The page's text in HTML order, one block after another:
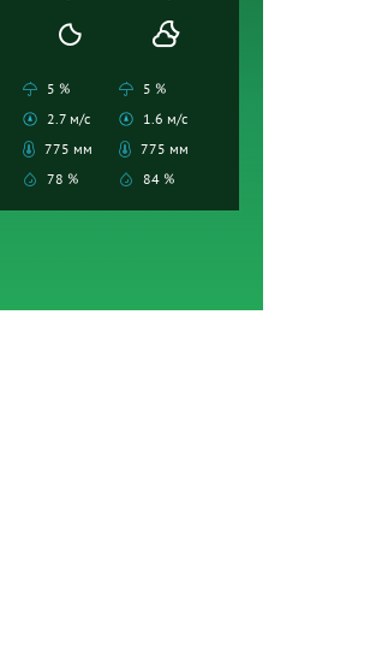
5 %
2.7 м/с
775 мм
78 %
5 %
1.6 м/с
775 мм
84 %